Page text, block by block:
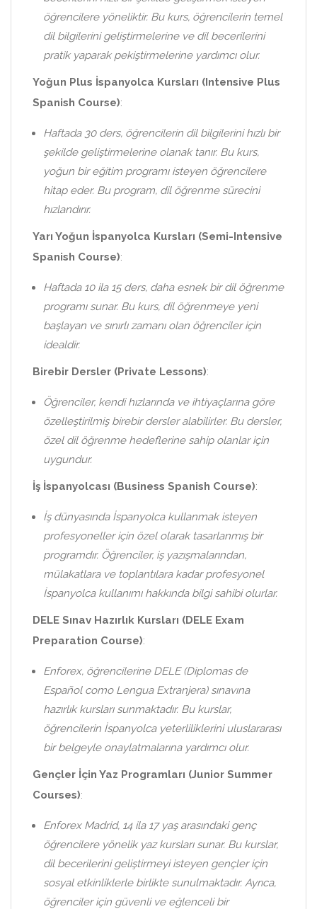
öğrencilere yöneliktir. Bu kurs, öğrencilerin temel
dil bilgilerini geliştirmelerine ve dil becerilerini
pratik yaparak pekiştirmelerine yardımcı olur.
Yoğun Plus İspanyolca Kursları (Intensive Plus
Spanish Course):
Haftada 30 ders, öğrencilerin dil bilgilerini hızlı bir
şekilde geliştirmelerine olanak tanır. Bu kurs,
yoğun bir eğitim programı isteyen öğrencilere
hitap eder. Bu program, dil öğrenme sürecini
hızlandırır.
Yarı Yoğun İspanyolca Kursları (Semi-Intensive
Spanish Course):
Haftada 10 ila 15 ders, daha esnek bir dil öğrenme
programı sunar. Bu kurs, dil öğrenmeye yeni
başlayan ve sınırlı zamanı olan öğrenciler için
idealdir.
Birebir Dersler (Private Lessons):
Öğrenciler, kendi hızlarında ve ihtiyaçlarına göre
özelleştirilmiş birebir dersler alabilirler. Bu dersler,
özel dil öğrenme hedeflerine sahip olanlar için
uygundur.
İş İspanyolcası (Business Spanish Course):
İş dünyasında İspanyolca kullanmak isteyen
profesyoneller için özel olarak tasarlanmış bir
programdır. Öğrenciler, iş yazışmalarından,
mülakatlara ve toplantılara kadar profesyonel
İspanyolca kullanımı hakkında bilgi sahibi olurlar.
DELE Sınav Hazırlık Kursları (DELE Exam
Preparation Course):
Enforex, öğrencilerine DELE (Diplomas de
Español como Lengua Extranjera) sınavına
hazırlık kursları sunmaktadır. Bu kurslar,
öğrencilerin İspanyolca yeterliliklerini uluslararası
bir belgeyle onaylatmalarına yardımcı olur.
Gençler İçin Yaz Programları (Junior Summer
Courses):
Enforex Madrid, 14 ila 17 yaş arasındaki genç
öğrencilere yönelik yaz kursları sunar. Bu kurslar,
dil becerilerini geliştirmeyi isteyen gençler için
sosyal etkinliklerle birlikte sunulmaktadır. Ayrıca,
öğrenciler için güvenli ve eğlenceli bir